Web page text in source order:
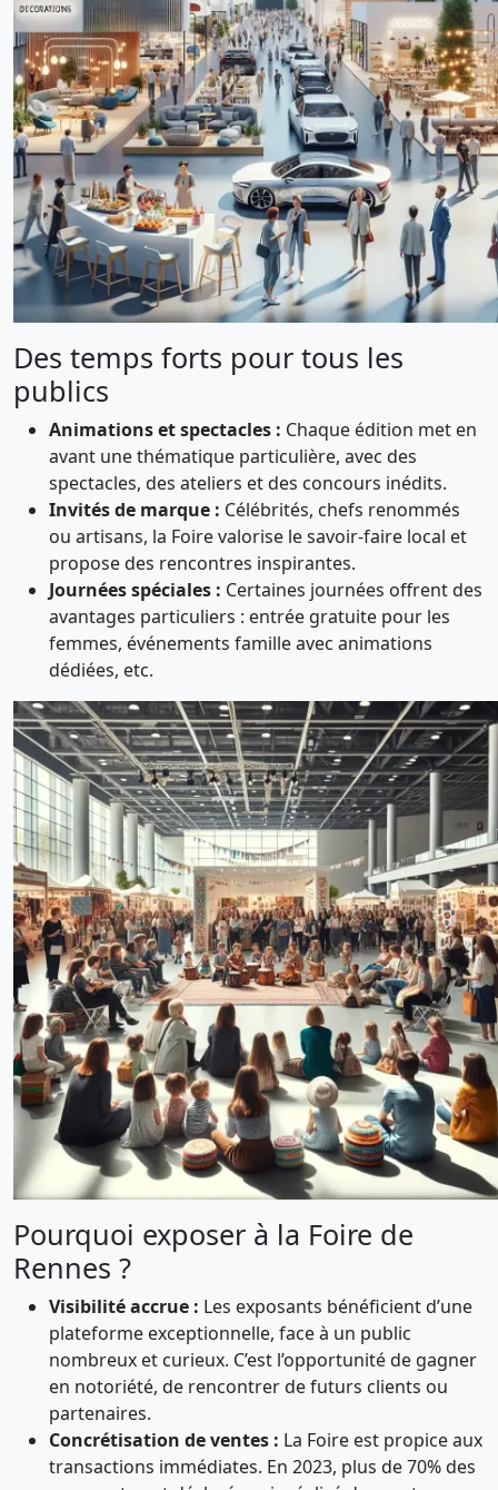
Des temps forts pour tous les
publics
Animations et spectacles : Chaque édition met en
avant une thématique particulière, avec des
spectacles, des ateliers et des concours inédits.
Invités de marque : Célébrités, chefs renommés
ou artisans, la Foire valorise le savoir-faire local et
propose des rencontres inspirantes.
Journées spéciales : Certaines journées offrent des
avantages particuliers : entrée gratuite pour les
femmes, événements famille avec animations
dédiées, etc.
Pourquoi exposer à la Foire de
Rennes ?
Visibilité accrue : Les exposants bénéficient d’une
plateforme exceptionnelle, face à un public
nombreux et curieux. C’est l’opportunité de gagner
en notoriété, de rencontrer de futurs clients ou
partenaires.
Concrétisation de ventes : La Foire est propice aux
transactions immédiates. En 2023, plus de 70% des